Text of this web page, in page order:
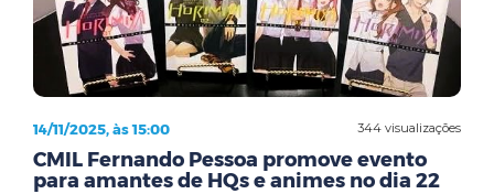
344 visualizações
14/11/2025, às 15:00
CMIL Fernando Pessoa promove evento
para amantes de HQs e animes no dia 22